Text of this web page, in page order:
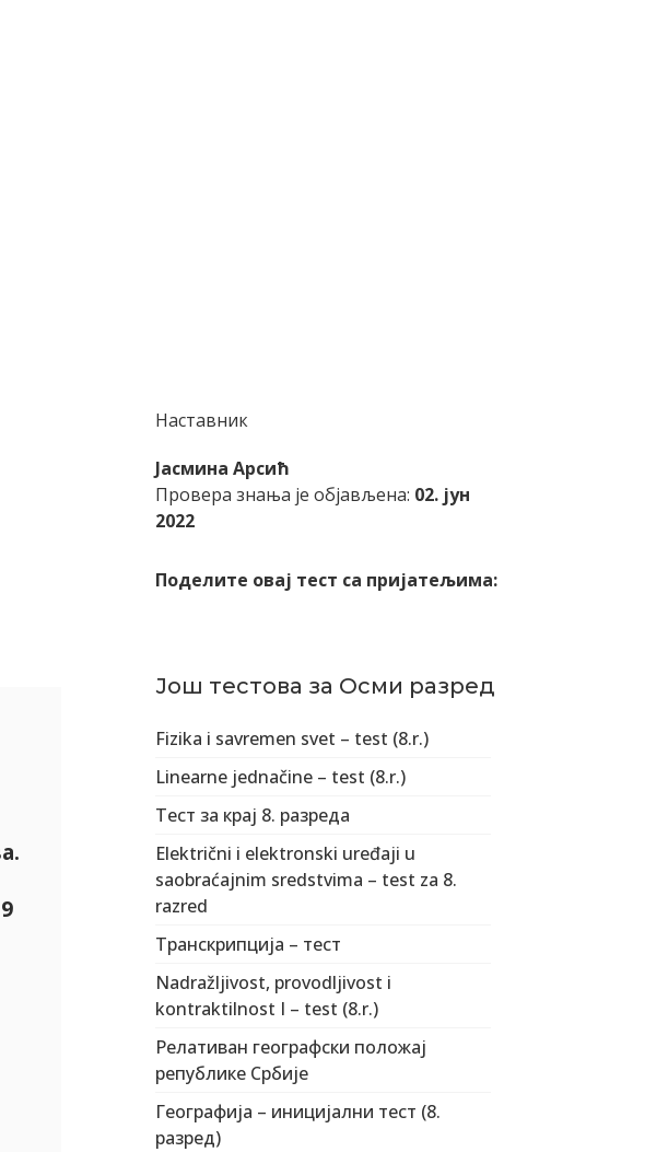
Наставник
Јасмина Арсић
Провера знања је објављена: 02. јун
2022
Поделите овај тест са пријатељима:
Још тестова за Осми разред
Fizika i savremen svet – test (8.r.)
Linearne jednačine – test (8.r.)
Тест за крај 8. разреда
Električni i elektronski uređaji u
saobraćajnim sredstvima – test za 8.
razred
Транскрипција – тест
Nadražljivost, provodljivost i
kontraktilnost I – test (8.r.)
Релативан географски положај
републике Србије
Географија – иницијални тест (8.
разред)